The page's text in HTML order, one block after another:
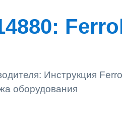
Инструкция
оборудования